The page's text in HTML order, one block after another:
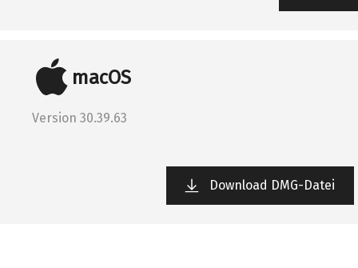
macOS
Version 30.39.63
Download DMG-Datei